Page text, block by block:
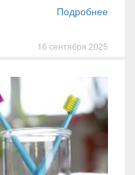
Подробнее
16 сентября 2025